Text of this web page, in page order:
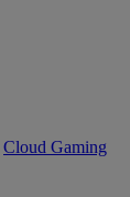
Cloud Gaming